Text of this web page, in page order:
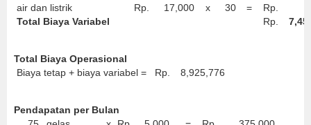
air dan listrik
Rp. 17,000 x 30 = Rp.
Total Biaya Variabel
Rp.
Total Biaya Operasional
Biaya tetap + biaya variabel =
Rp. 8,925,776
Pendapatan per Bulan